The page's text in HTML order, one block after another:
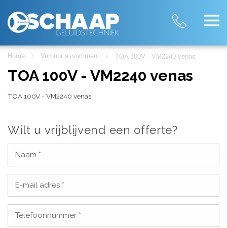
Home Verhuur assortiment TOA 100V - VM2240 venas
TOA 100V - VM2240 venas
TOA 100V - VM2240 venas
Wilt u vrijblijvend een offerte?
Naam *
E-mail adres *
Telefoonnummer *